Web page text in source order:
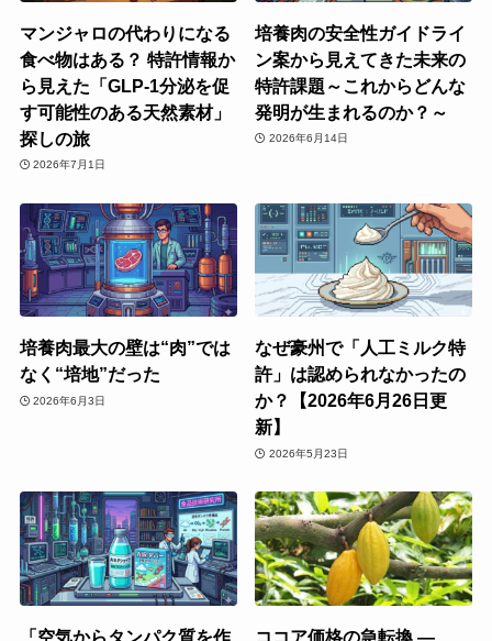
マンジャロの代わりになる
食べ物はある？ 特許情報か
ら見えた「GLP-1分泌を促
す可能性のある天然素材」
探しの旅
2026年7月1日
培養肉の安全性ガイドライ
ン案から見えてきた未来の
特許課題～これからどんな
発明が生まれるのか？～
2026年6月14日
培養肉最大の壁は“肉”では
なく“培地”だった
2026年6月3日
なぜ豪州で「人工ミルク特
許」は認められなかったの
か？【2026年6月26日更
新】
2026年5月23日
「空気からタンパク質を作
ココア価格の急転換 ―